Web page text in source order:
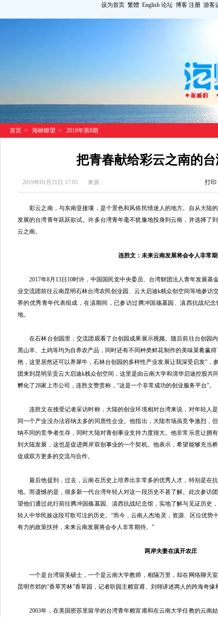
设为首页 繁體 English 论坛 博客 注册 游客
首页 > 海峡瞭望 > 2018年第8期
把青春献给彩云之南的
2019年01月21日 17:05 来源： 打印
彩云之南，与东南亚接壤，是个景色和风俗民情迷人的地方。自从大陆
发展的台湾青年跃跃欲试。许多台湾青年毫不犹豫地投身到云南，并选择了
云之南。
连胜文：未来云南发展将会令人非常
2017年8月13日10时许，中国国民党中央委员、台湾财团法人青年发展基
业交流团前往云南昆明石林台湾农民创业园、云大启迪k栈众创空间等地参访
界的优秀青年代表组成，在滇期间，已参访过腾冲国殇墓园、滇西抗战纪
地。
在石林台创园里，交流团观看了台创园成果展示视频。随后前往台创园
黑山羊、土鸡等均为自养农产品，同时还有不同种类鲜花制作的美味菜肴赢
艳，这里居然还可以养犀牛，石林台创园的多样性产业发展让我深受启发”，
团来到昆明呈贡云大启迪k栈众创空间，这里是由云南大学和清华启迪控股共
孵化了28家上市公司，连胜文赞赏称，“这是一个非常成功的创业服务平台”。
连胜文在接受记者采访时称，大陆的创业环境相对台湾来说，对年轻人
同一个产业没办法容纳太多的同质性企业。他指出，大陆市场虽竞争激烈，
纳不同的竞争者生存，同时大陆对青创事业支持力度很大。他非常乐意让拥
到大陆发展，这也是促进两岸双创事业的一个契机。他表示，希望能够充当
促成双方更多的交流与合作。
最后他提到，过去，云南在历史上培养出非常多的优秀人才，特别是在
地。而遗憾的是，很多新一代台湾年轻人对这一段历史不甚了解。此次参访
望他们通过此行前往腾冲国殇墓园、滇西抗战纪念馆，实地了解与见证历史
轻人中华民族这段可歌可泣的历史。“而今，云南人杰地灵，资源、区位优势
有力的政策扶持，未来云南发展将会令人非常期待。”
两岸夫妻在滇开农庄
一个是台湾留美硕士，一个是云南大学教师，相隔万里，却在网络聊天
昆明市郊的“香草芳林”香草园，记者听园主赖宣甫、刘翎讲述两人的跨海奇缘
2003年，在美国密苏里留学的台湾青年赖宣甫和在云南大学任教的云南